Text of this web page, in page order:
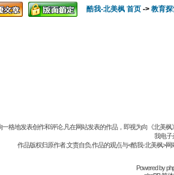
酷我-北美枫 首页 -> 教育
格地发表创作和评论.凡在网站发表的作品，即视为向《北美
我电子
作品版权归原作者.文责自负.作品的观点与<酷我-北美枫>
Powered by